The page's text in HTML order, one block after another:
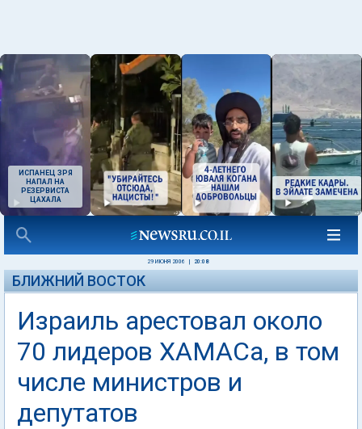
ИСПАНЕЦ ЗРЯ
НАПАЛ НА
РЕЗЕРВИСТА
ЦАХАЛА
29 ИЮНЯ 2006 20:08
БЛИЖНИЙ ВОСТОК
Израиль арестовал около
70 лидеров ХАМАСа, в том
числе министров и
депутатов